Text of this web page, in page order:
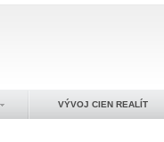
VÝVOJ CIEN REALÍT